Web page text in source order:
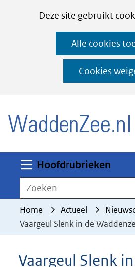
CookiesDeze site gebruikt
deze
worden
toegestaan
geweigerd.
Alle cookies
Cookies
Ga
de
Hoofdrubrieken
Zoeken
Home Actueel
Vaargeul Slenk in de
Vaargeul Slenk